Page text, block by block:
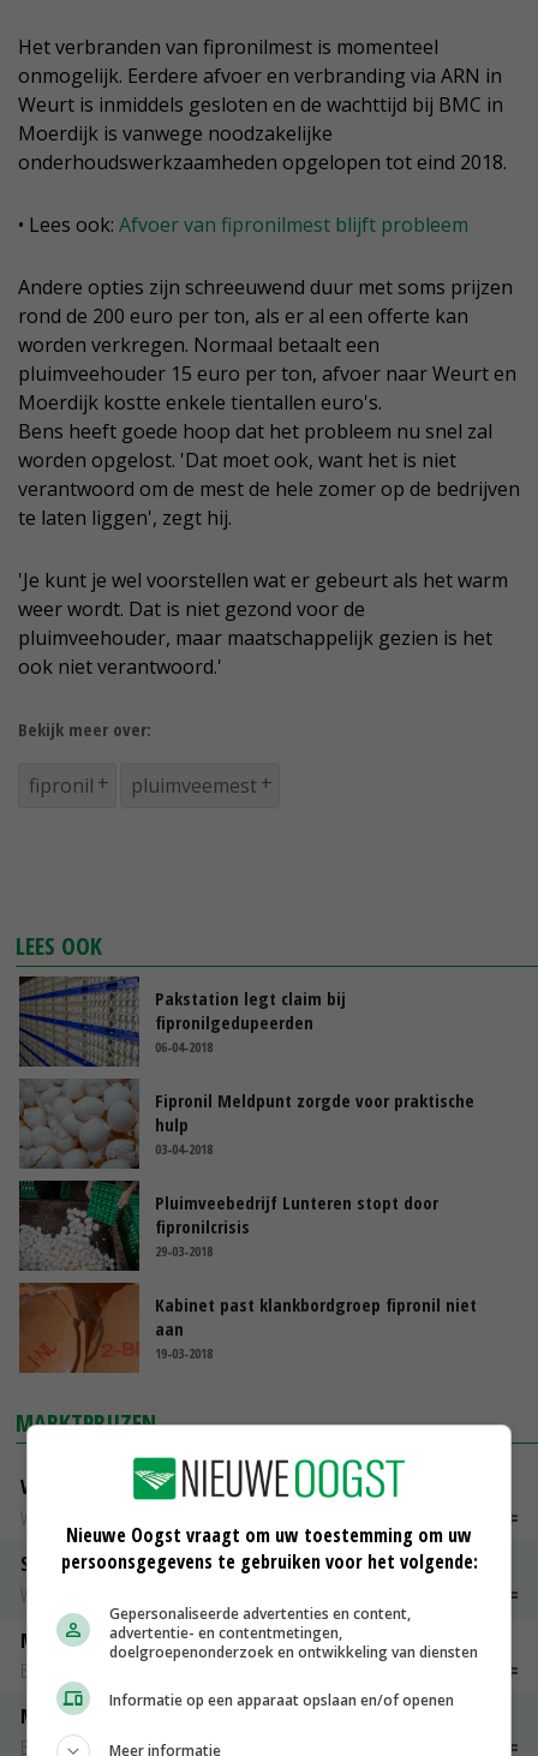
Het verbranden van fipronilmest is momenteel
onmogelijk. Eerdere afvoer en verbranding via ARN in
Weurt is inmiddels gesloten en de wachttijd bij BMC in
Moerdijk is vanwege noodzakelijke
onderhoudswerkzaamheden opgelopen tot eind 2018.
• Lees ook: Afvoer van fipronilmest blijft probleem
Andere opties zijn schreeuwend duur met soms prijzen
rond de 200 euro per ton, als er al een offerte kan
worden verkregen. Normaal betaalt een
pluimveehouder 15 euro per ton, afvoer naar Weurt en
Moerdijk kostte enkele tientallen euro's.
Bens heeft goede hoop dat het probleem nu snel zal
worden opgelost. 'Dat moet ook, want het is niet
verantwoord om de mest de hele zomer op de bedrijven
te laten liggen', zegt hij.
'Je kunt je wel voorstellen wat er gebeurt als het warm
weer wordt. Dat is niet gezond voor de
pluimveehouder, maar maatschappelijk gezien is het
ook niet verantwoord.'
Bekijk meer over:
fipronil pluimveemest
LEES OOK
Pakstation legt claim bij
fipronilgedupeerden
06-04-2018
Fipronil Meldpunt zorgde voor praktische
hulp
03-04-2018
Pluimveebedrijf Lunteren stopt door
fipronilcrisis
29-03-2018
Kabinet past klankbordgroep fipronil niet
aan
19-03-2018
MARKTPRIJZEN
Vleeskuikens Barneveld tot 2000 gr
Weekcijfers
Slachtkippen Barneveld Moederdieren (> 3,5 kg)
Weekcijfers
Maat 48
Barneveld kooieieren
Maat 54
Barneveld kooieieren
Nieuwe Oogst vraagt om uw toestemming om uw
persoonsgegevens te gebruiken voor het volgende:
Gepersonaliseerde advertenties en content,
advertentie- en contentmetingen,
doelgroepenonderzoek en ontwikkeling van diensten
Informatie op een apparaat opslaan en/of openen
Meer informatie